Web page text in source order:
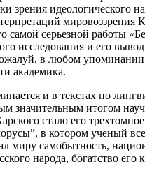
зрения идеологического
мировоззрения
самой серьезной работы
исследования и его
в любом
академика.
и в текстах по
значительным итогом
стало его
в котором ученый
миру самобытность,
народа, богатство его